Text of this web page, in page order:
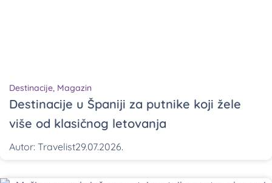
Destinacije, Magazin
Destinacije u Španiji za putnike koji žele
više od klasičnog letovanja
Autor: Travelist29.07.2026.